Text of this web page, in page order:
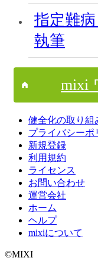
指定難
執筆
mixi
健全化の取り組
プライバシーポ
新規登録
利用規約
ライセンス
お問い合わせ
運営会社
ホーム
ヘルプ
mixiについて
©MIXI